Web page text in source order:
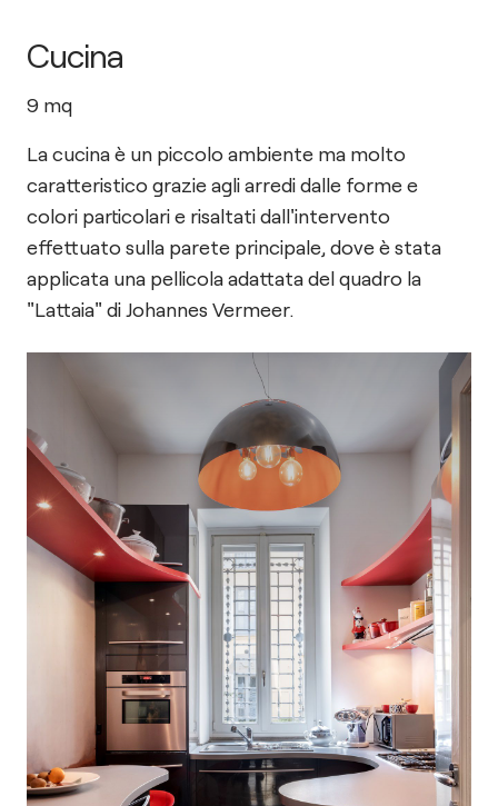
Cucina
9 mq
La cucina è un piccolo ambiente ma molto
caratteristico grazie agli arredi dalle forme e
colori particolari e risaltati dall'intervento
effettuato sulla parete principale, dove è stata
applicata una pellicola adattata del quadro la
"Lattaia" di Johannes Vermeer.